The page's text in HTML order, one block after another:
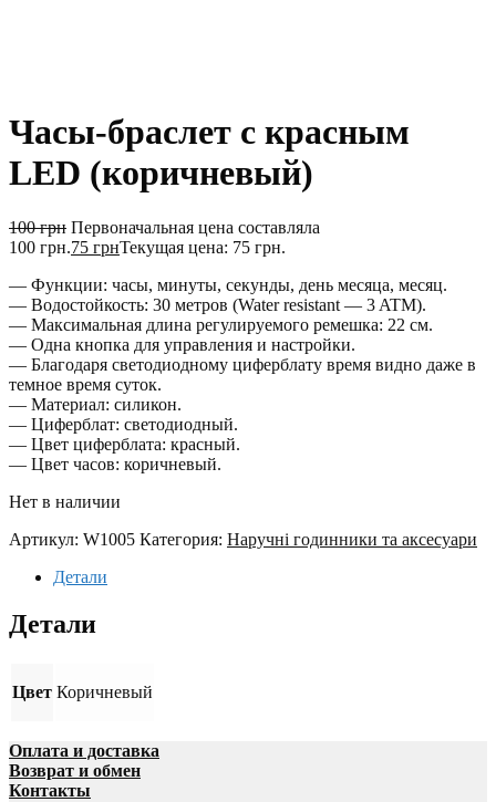
Часы-браслет с красным
LED (коричневый)
100грн Первоначальная цена составляла
100 грн.75 грнТекущая цена: 75 грн.
— Функции: часы, минуты, секунды, день месяца, месяц.
— Водостойкость: 30 метров (Water resistant — 3 ATM).
— Максимальная длина регулируемого ремешка: 22 см.
— Одна кнопка для управления и настройки.
— Благодаря светодиодному циферблату время видно даже в
темное время суток.
— Материал: силикон.
— Циферблат: светодиодный.
— Цвет циферблата: красный.
— Цвет часов: коричневый.
Нет в наличии
Артикул: W1005 Категория: Наручні годинники та аксесуари
Детали
Детали
Цвет Коричневый
Оплата и доставка
Возврат и обмен
Контакты